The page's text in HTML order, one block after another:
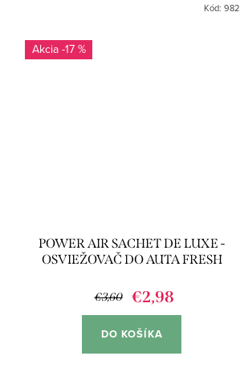
Kód: 982
-17 %
POWER AIR SACHET DE LUXE -
OSVIEŽOVAČ DO AUTA FRESH
€3,60 €2,98
DO KOŠÍKA